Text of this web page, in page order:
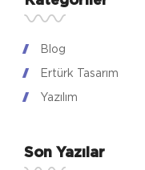
Blog
Ertürk Tasarım
Yazılım
Son Yazılar